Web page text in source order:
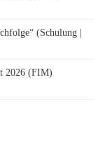
(Schulung |
2026 (FIM)